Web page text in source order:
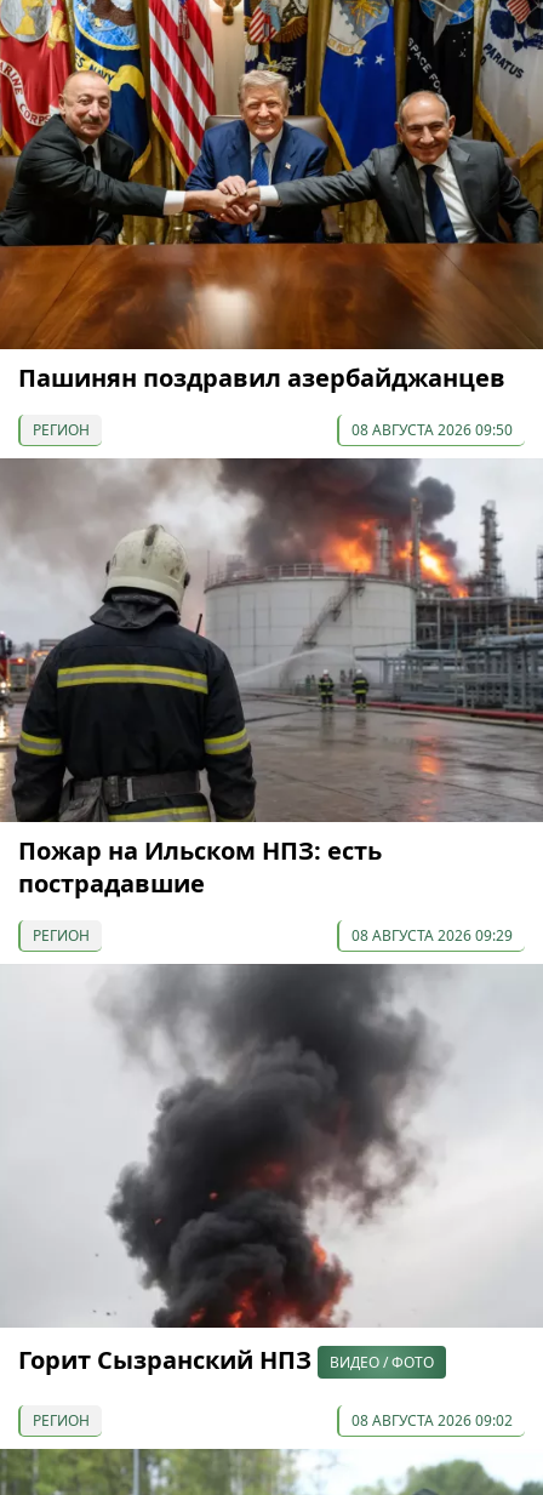
Пашинян поздравил азербайджанцев
РЕГИОН 08 АВГУСТА 2026 09:50
Пожар на Ильском НПЗ: есть
пострадавшие
РЕГИОН 08 АВГУСТА 2026 09:29
Горит Сызранский НПЗ ВИДЕО / ФОТО
РЕГИОН 08 АВГУСТА 2026 09:02